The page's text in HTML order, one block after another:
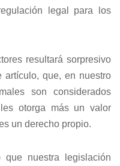
legal para los
resultará sorpresivo
artículo, que, en nuestro
son considerados
otorga más un valor
un derecho propio.
nuestra legislación